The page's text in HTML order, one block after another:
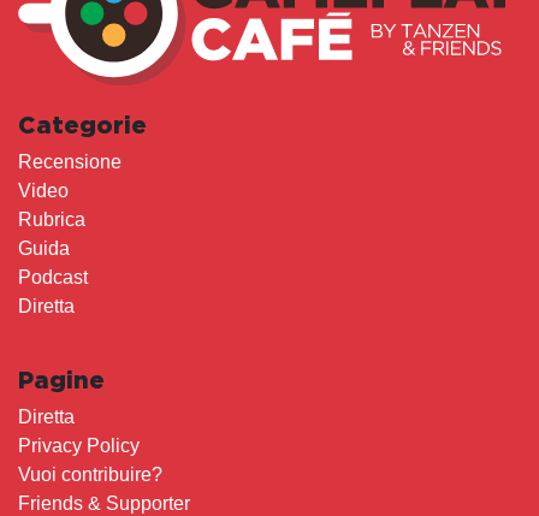
Categorie
Recensione
Video
Rubrica
Guida
Podcast
Diretta
Pagine
Diretta
Privacy Policy
Vuoi contribuire?
Friends & Supporter